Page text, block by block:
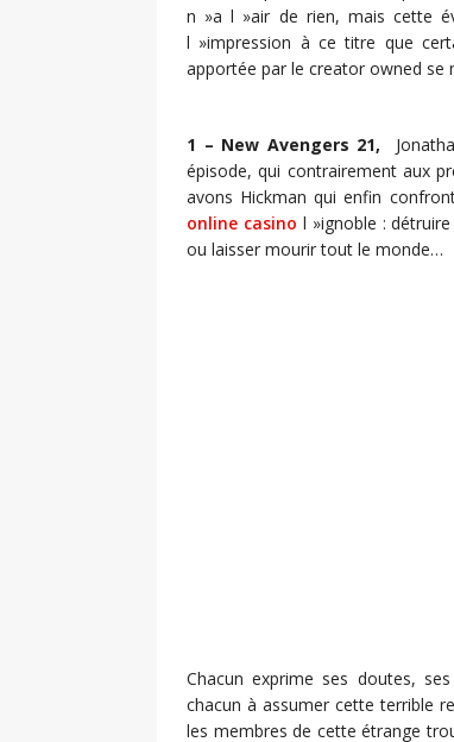
n »a l »air de rien, mais cette
l »impression à ce titre que
apportée par le creator owned se
1 – New Avengers 21,
épisode, qui contrairement aux
avons Hickman qui enfin
online casino l »ignoble :
ou laisser mourir tout le monde…
Chacun exprime ses doutes,
chacun à assumer cette terrible
les membres de cette étrange